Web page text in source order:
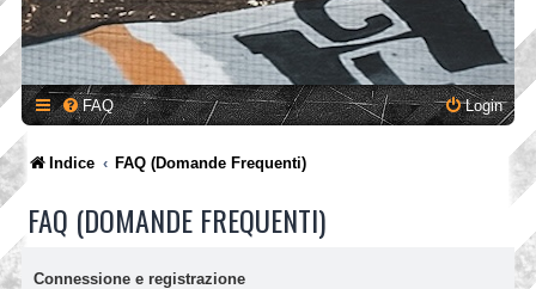
FAQ Login
Indice FAQ (Domande Frequenti)
FAQ (DOMANDE FREQUENTI)
Connessione e registrazione